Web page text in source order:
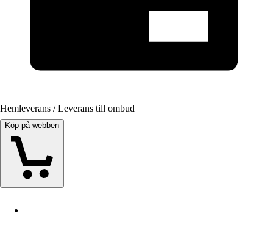
Hemleverans / Leverans till ombud
Köp på webben